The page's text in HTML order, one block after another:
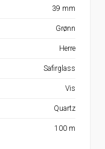
39 mm
Grønn
Herre
Safirglass
Vis
Quartz
100 m